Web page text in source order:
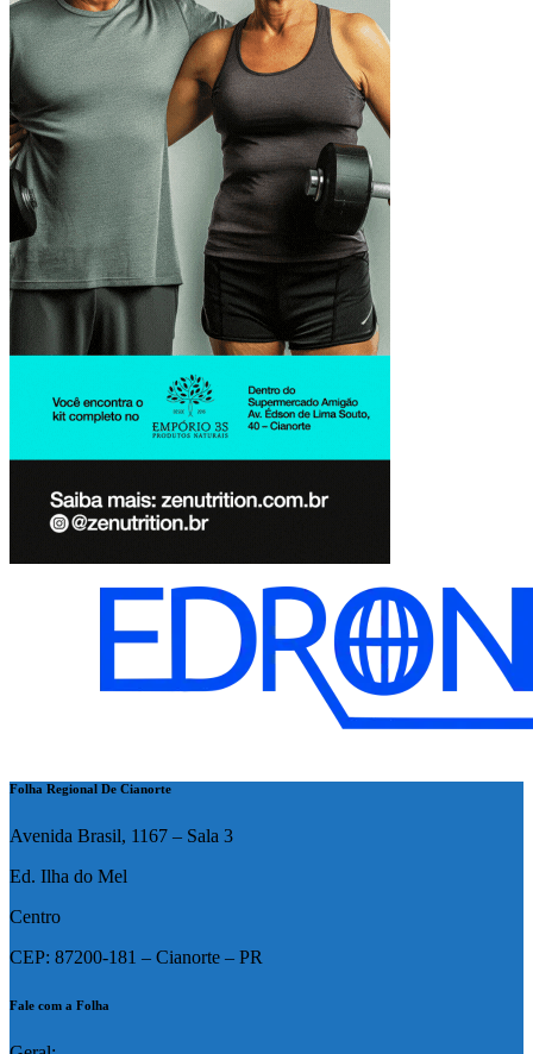
Folha Regional De Cianorte
Avenida Brasil, 1167 – Sala 3
Ed. Ilha do Mel
Centro
CEP: 87200-181 – Cianorte – PR
Fale com a Folha